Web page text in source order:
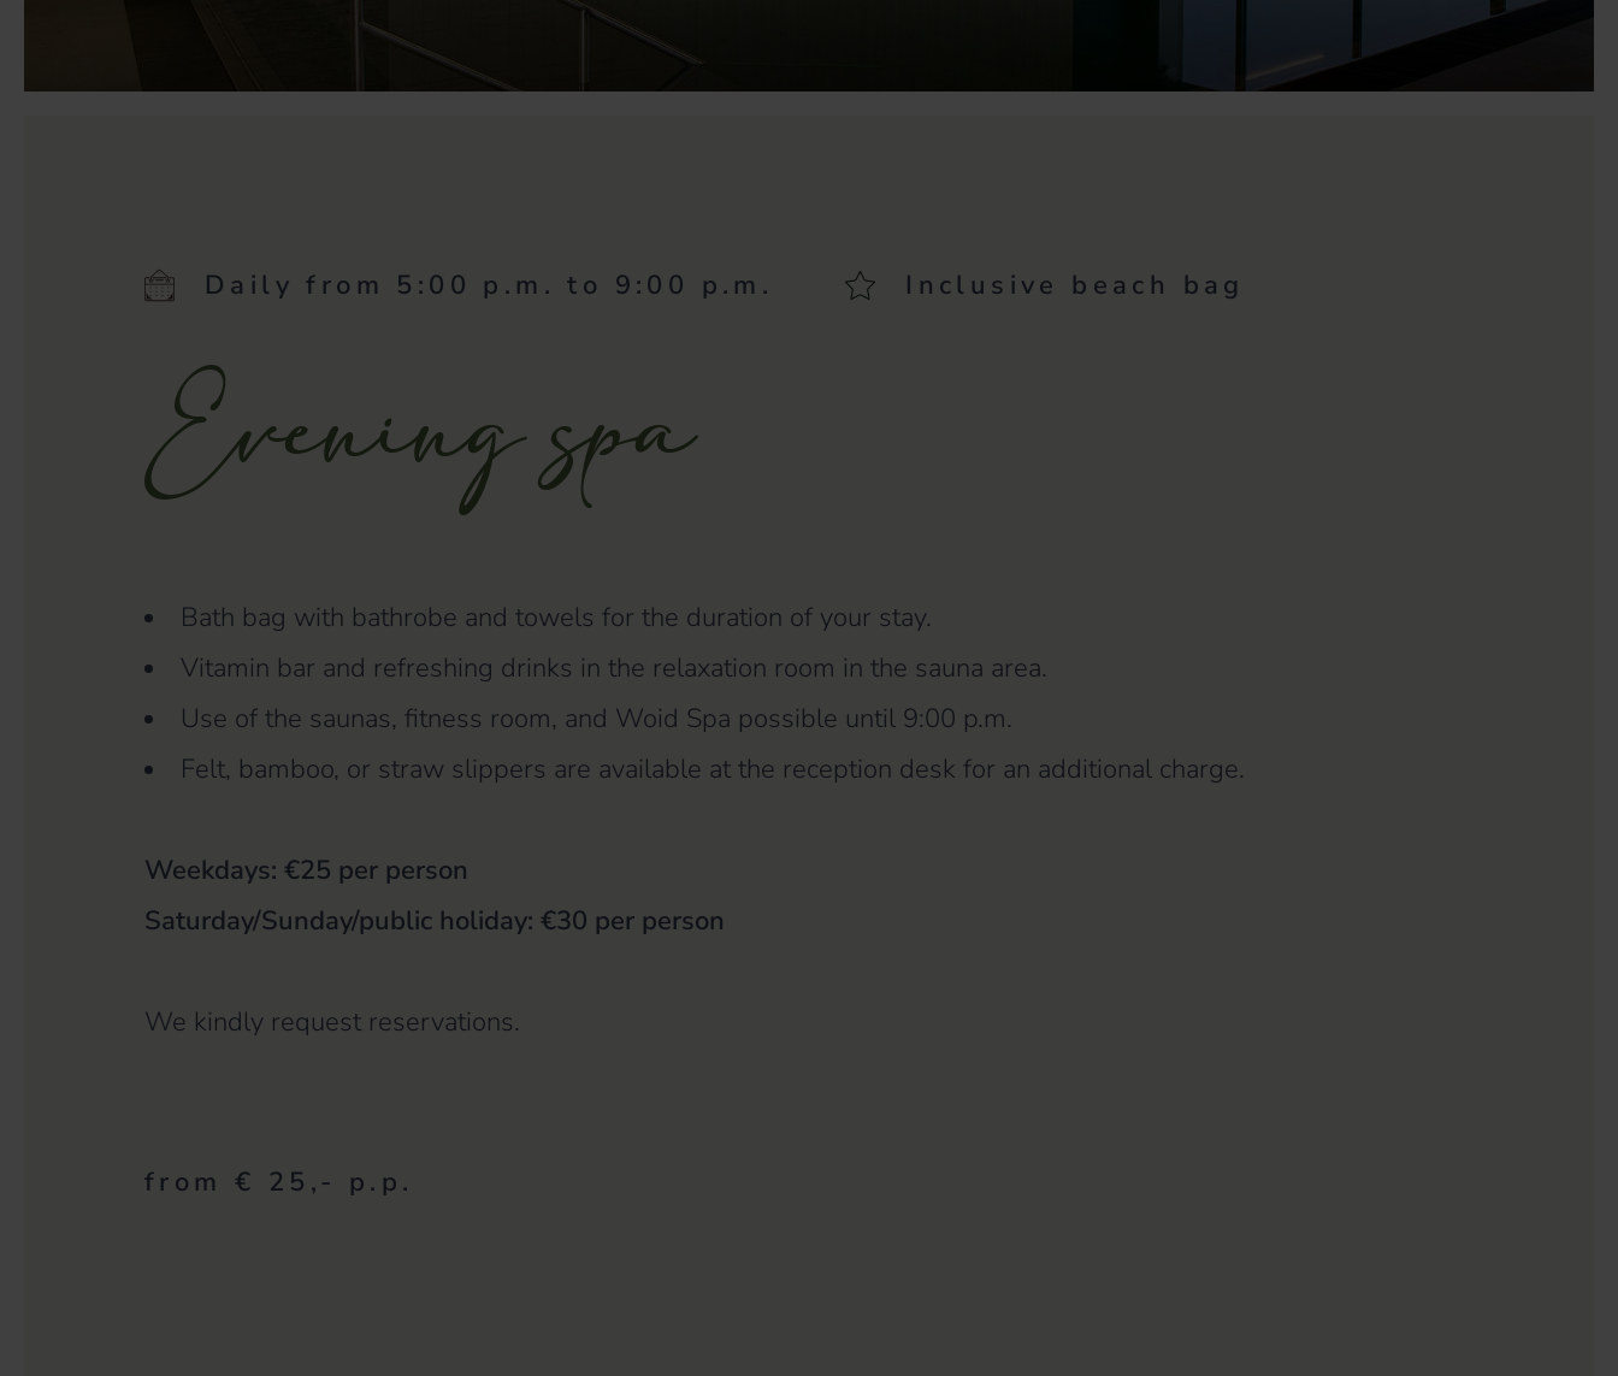
Daily from 5:00 p.m. to 9:00 p.m. Inclusive beach bag
Evening spa
Bath bag with bathrobe and towels for the duration of your stay.
Vitamin bar and refreshing drinks in the relaxation room in the sauna area.
Use of the saunas, fitness room, and Woid Spa possible until 9:00 p.m.
Felt, bamboo, or straw slippers are available at the reception desk for an additional charge.
Weekdays: €25 per person
Saturday/Sunday/public holiday: €30 per person
We kindly request reservations.
from € 25,- p.p.